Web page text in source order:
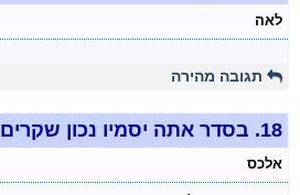
לאה
תגובה מהירה
18. בסדר אתה יסמיו נכון שקרים
אלכס